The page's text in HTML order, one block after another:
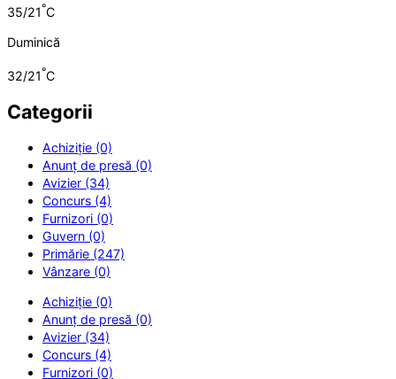
35/21°C
Duminică
32/21°C
Categorii
Achiziție (0)
Anunț de presă (0)
Avizier (34)
Concurs (4)
Furnizori (0)
Guvern (0)
Primărie (247)
Vânzare (0)
Achiziție (0)
Anunț de presă (0)
Avizier (34)
Concurs (4)
Furnizori (0)